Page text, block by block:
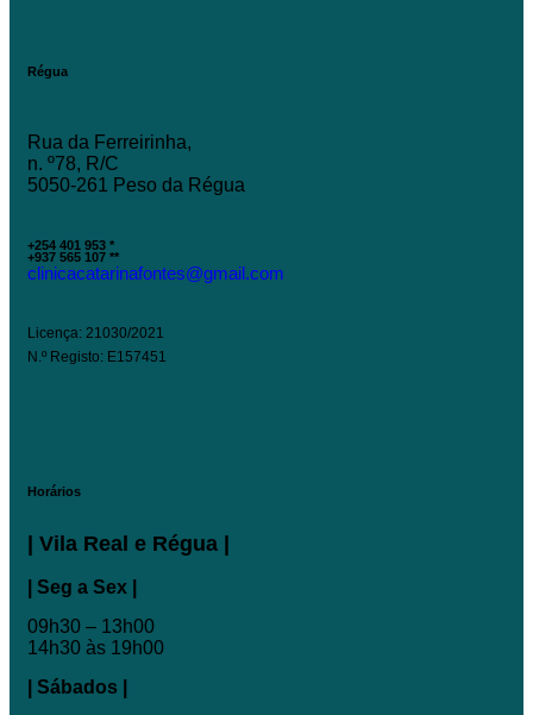
Régua
Rua da Ferreirinha,
n. º78, R/C
5050-261 Peso da Régua
+254 401 953 *
+937 565 107 **
clinicacatarinafontes@gmail.com
Licença: 21030/2021
N.º Registo: E157451
Horários
| Vila Real e Régua |
| Seg a Sex |
09h30 – 13h00
14h30 às 19h00
| Sábados |